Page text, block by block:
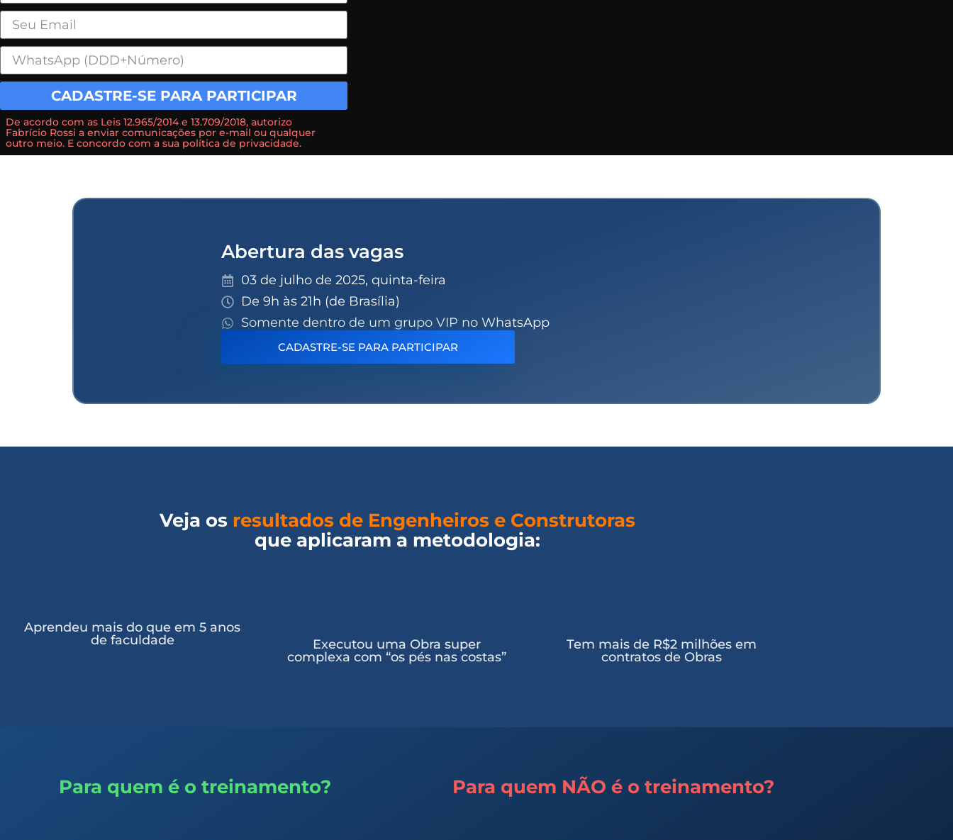
CADASTRE-SE PARA PARTICIPAR
De acordo com as Leis 12.965/2014 e 13.709/2018, autorizo
Fabrício Rossi a enviar comunicações por e-mail ou qualquer
outro meio. E concordo com a sua política de privacidade.
Abertura das vagas
03 de julho de 2025, quinta-feira
De 9h às 21h (de Brasília)
Somente dentro de um grupo VIP no WhatsApp
CADASTRE-SE PARA PARTICIPAR
Veja os resultados de Engenheiros e Construtoras
que aplicaram a metodologia:
Aprendeu mais do que em 5 anos
de faculdade
Executou uma Obra super
complexa com “os pés nas costas”
Tem mais de R$2 milhões em
contratos de Obras
Para quem é o treinamento? Para quem NÃO é o treinamento?